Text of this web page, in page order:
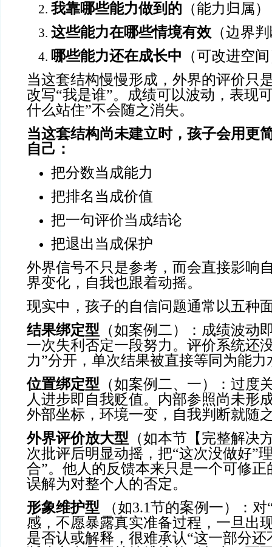
我靠哪些能力做到的 （能力归属）
这些能力在哪些情境有效 （边界
哪些能力还在成长中 （可改进空
当这套结构慢慢形成，外界的评价只
改写“我是谁”。成绩可以波动，表现
什么站住”不会随之消失。
当这套结构尚未建立时，孩子会用更
自己：
把分数当成能力
把排名当成价值
把一句评价当成结论
把退出当成保护
外界信号不只是参考，而会直接影响
界变化，自我也跟着动摇。
现实中，孩子的自信问题通常以五种
结果绑定型 （如案例二）：成绩波动
一次失利否定一段努力。评价系统还
力”分开，单次结果被直接等同为能力
位置绑定型 （如案例二、一）：过度
人进步即自我贬值。内部参照尚未形
外部坐标，环境一变，自我判断就随
外界评价放大型 （如本节【完整解决
次批评后明显动摇，把“这次没做好”
合”。他人的反馈本来只是一个可修
误解为对整个人的否定。
形象维护型
（如3.1节的案例一）：
感，不愿暴露真实准备过程，一旦出
是否认或解释，很难承认“这一部分还